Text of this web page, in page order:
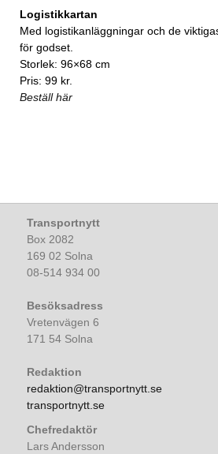
Logistikkartan
Med logistikanläggningar och de
för godset.
Storlek: 96×68 cm
Pris: 99 kr.
Beställ här
Transportnytt
Box 2082
169 02 Solna
08-514 934 00
Besöksadress
Vretenvägen 6
171 54 Solna
Redaktion
redaktion@transportnytt.se
transportnytt.se
Chefredaktör
Lars Andersson